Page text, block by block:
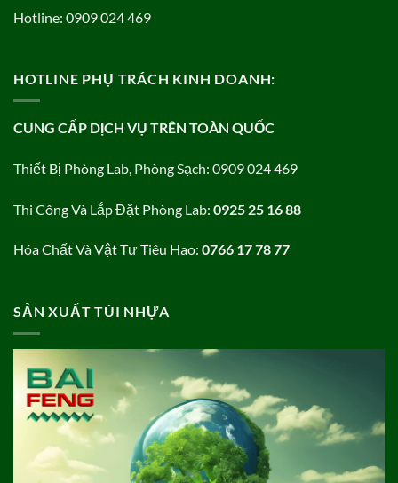
Hotline: 0909 024 469
HOTLINE PHỤ TRÁCH KINH DOANH:
CUNG CẤP DỊCH VỤ TRÊN TOÀN QUỐC
Thiết Bị Phòng Lab, Phòng Sạch: 0909 024 469
Thi Công Và Lắp Đặt Phòng Lab: 0925 25 16 88
Hóa Chất Và Vật Tư Tiêu Hao: 0766 17 78 77
SẢN XUẤT TÚI NHỰA